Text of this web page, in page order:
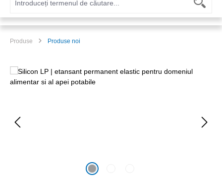
Produse Produse noi
Sari peste galeria de imagini